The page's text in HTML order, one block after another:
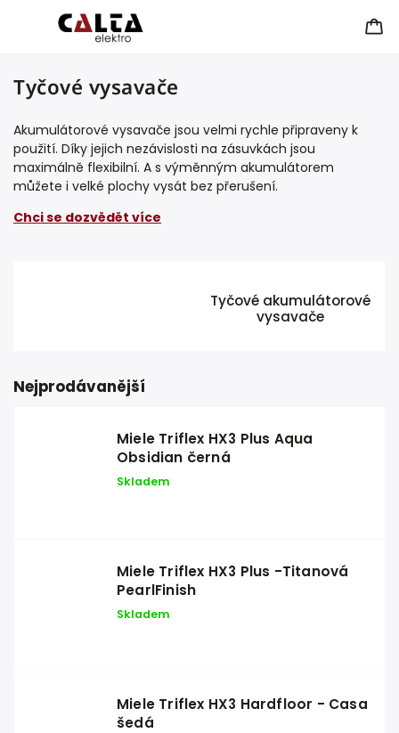
Tyčové vysavače
Akumulátorové vysavače jsou velmi rychle připraveny k
použití. Díky jejich nezávislosti na zásuvkách jsou
maximálně flexibilní. A s výměnným akumulátorem
můžete i velké plochy vysát bez přerušení.
Chci se dozvědět více
Tyčové akumulátorové
vysavače
Nejprodávanější
Miele Triflex HX3 Plus Aqua
Obsidian černá
Skladem
Miele Triflex HX3 Plus -Titanová
PearlFinish
Skladem
Miele Triflex HX3 Hardfloor - Casa
šedá